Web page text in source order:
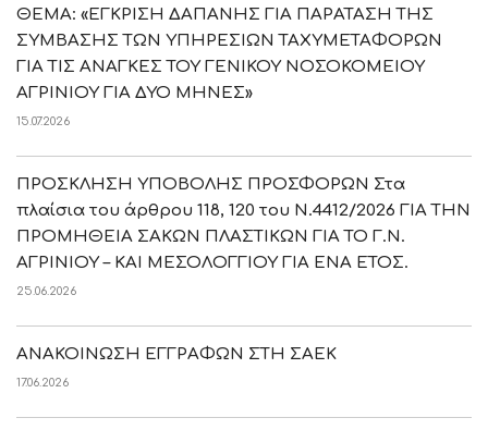
ΘΕΜΑ: «ΕΓΚΡΙΣΗ ΔΑΠΑΝΗΣ ΓΙΑ ΠΑΡΑΤΑΣΗ ΤΗΣ
ΣΥΜΒΑΣΗΣ ΤΩΝ ΥΠΗΡΕΣΙΩΝ ΤΑΧΥΜΕΤΑΦΟΡΩΝ
ΓΙΑ ΤΙΣ ΑΝΑΓΚΕΣ ΤΟΥ ΓΕΝΙΚΟΥ ΝΟΣΟΚΟΜΕΙΟΥ
ΑΓΡΙΝΙΟΥ ΓΙΑ ΔΥΟ ΜΗΝΕΣ»
15.07.2026
ΠΡΟΣΚΛΗΣΗ ΥΠΟΒΟΛΗΣ ΠΡΟΣΦΟΡΩΝ Στα
πλαίσια του άρθρου 118, 120 του Ν.4412/2026 ΓΙΑ ΤΗΝ
ΠΡΟΜΗΘΕΙΑ ΣΑΚΩΝ ΠΛΑΣΤΙΚΩΝ ΓΙΑ ΤΟ Γ.Ν.
ΑΓΡΙΝΙΟΥ – ΚΑΙ ΜΕΣΟΛΟΓΓΙΟΥ ΓΙΑ ΕΝΑ ΕΤΟΣ.
25.06.2026
ΑΝΑΚΟΙΝΩΣΗ ΕΓΓΡΑΦΩΝ ΣΤΗ ΣΑΕΚ
17.06.2026